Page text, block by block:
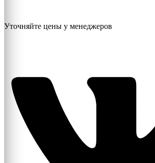
Уточняйте цены у менеджеров